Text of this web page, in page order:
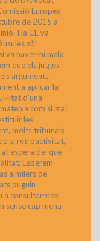
Europea
de 2015 a
I la CE va
sòl
va haver-hi mala
que els jutges
arguments
a aplicar la
d’una
com si mai
les
molts tribunals
la retroactivitat,
l’espera del que
Esperem
a milers de
puguin
a consultar-nos
sense cap mena